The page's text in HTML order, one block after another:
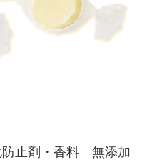
防止剤・香料 無添加